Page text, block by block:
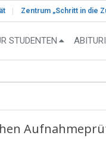
Zentrum „Schritt in die
STUDENTEN